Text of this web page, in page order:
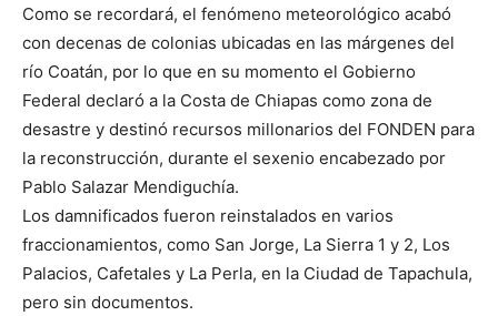
Como se recordará, el fenómeno meteorológico acabó
con decenas de colonias ubicadas en las márgenes del
río Coatán, por lo que en su momento el Gobierno
Federal declaró a la Costa de Chiapas como zona de
desastre y destinó recursos millonarios del FONDEN para
la reconstrucción, durante el sexenio encabezado por
Pablo Salazar Mendiguchía.
Los damnificados fueron reinstalados en varios
fraccionamientos, como San Jorge, La Sierra 1 y 2, Los
Palacios, Cafetales y La Perla, en la Ciudad de Tapachula,
pero sin documentos.